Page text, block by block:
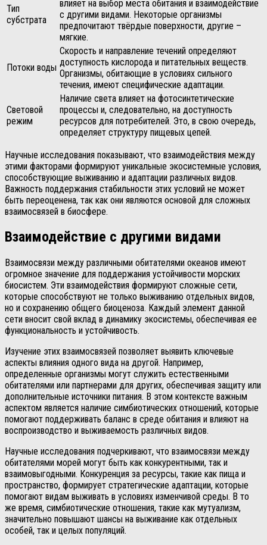
Тип
субстрата
влияет на выбор места обитания и взаимодействие
с другими видами. Некоторые организмы
предпочитают твёрдые поверхности, другие –
мягкие.
Потоки воды
Скорость и направление течений определяют
доступность кислорода и питательных веществ.
Организмы, обитающие в условиях сильного
течения, имеют специфические адаптации.
Световой
режим
Наличие света влияет на фотосинтетические
процессы и, следовательно, на доступность
ресурсов для потребителей. Это, в свою очередь,
определяет структуру пищевых цепей.
Научные исследования показывают, что взаимодействия между
этими факторами формируют уникальные экосистемные условия,
способствующие выживанию и адаптации различных видов.
Важность поддержания стабильности этих условий не может
быть переоценена, так как они являются основой для сложных
взаимосвязей в биосфере.
Взаимодействие с другими видами
Взаимосвязи между различными обитателями океанов имеют
огромное значение для поддержания устойчивости морских
биосистем. Эти взаимодействия формируют сложные сети,
которые способствуют не только выживанию отдельных видов,
но и сохранению общего биоценоза. Каждый элемент данной
сети вносит свой вклад в динамику экосистемы, обеспечивая ее
функциональность и устойчивость.
Изучение этих взаимосвязей позволяет выявить ключевые
аспекты влияния одного вида на другой. Например,
определенные организмы могут служить естественными
обитателями или партнерами для других, обеспечивая защиту или
дополнительные источники питания. В этом контексте важным
аспектом является наличие симбиотических отношений, которые
помогают поддерживать баланс в среде обитания и влияют на
воспроизводство и выживаемость различных видов.
Научные исследования подчеркивают, что взаимосвязи между
обитателями морей могут быть как конкурентными, так и
взаимовыгодными. Конкуренция за ресурсы, такие как пища и
пространство, формирует стратегические адаптации, которые
помогают видам выживать в условиях изменчивой среды. В то
же время, симбиотические отношения, такие как мутуализм,
значительно повышают шансы на выживание как отдельных
особей, так и целых популяций.